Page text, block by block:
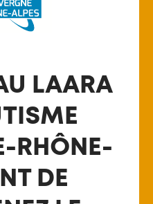
LAARA
RHÔNE-
DE